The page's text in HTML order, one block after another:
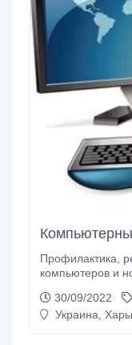
Профилактика, ремонт, сборка, модернизация
компьютеров и
Восстановление
вирусов.
30/09/2022
Украина,